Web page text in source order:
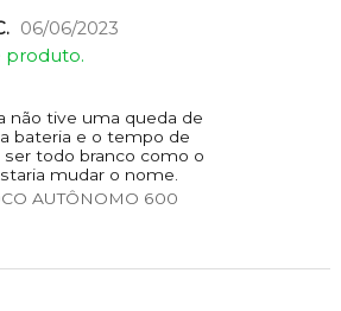
06/06/2023
produto.
não tive uma queda de
bateria e o tempo de
ser todo branco como o
mudar o nome.
AUTÔNOMO 600